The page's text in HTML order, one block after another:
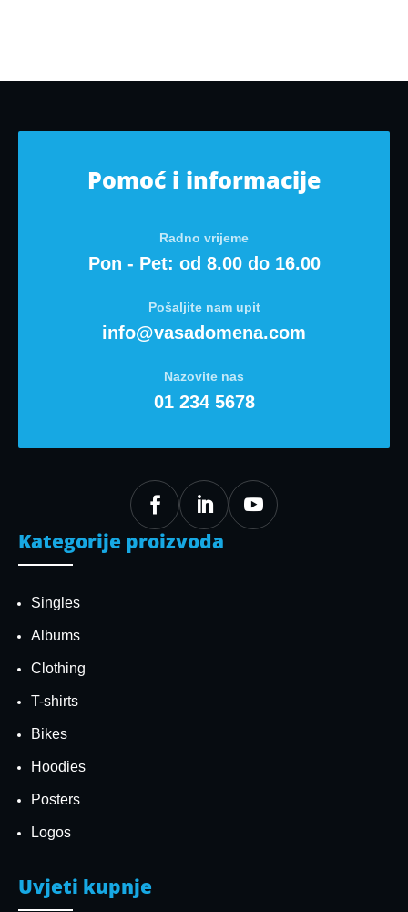
Kategorije proizvoda
Singles
Albums
Clothing
T-shirts
Bikes
Hoodies
Posters
Logos
Uvjeti kupnje
Pomoć i informacije
Radno vrijeme
Pon - Pet: od 8.00 do 16.00
Pošaljite nam upit
info@vasadomena.com
Nazovite nas
01 234 5678
  